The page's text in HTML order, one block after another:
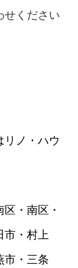
せください
リノ・ハウ
・南区・
市・村上
市・三条